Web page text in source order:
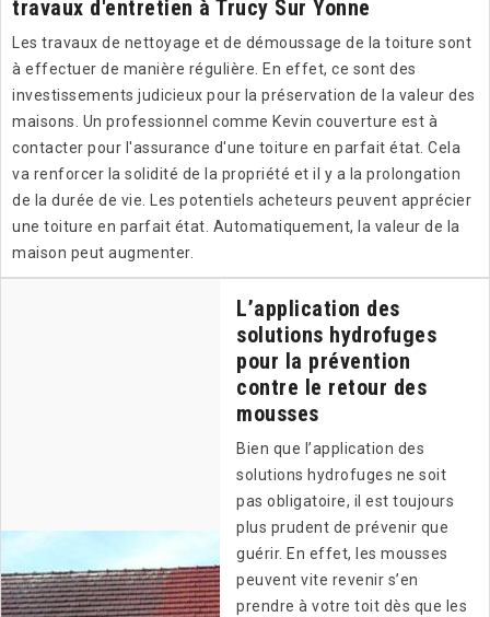
travaux d'entretien à Trucy Sur Yonne
Les travaux de nettoyage et de démoussage de la toiture sont
à effectuer de manière régulière. En effet, ce sont des
investissements judicieux pour la préservation de la valeur des
maisons. Un professionnel comme Kevin couverture est à
contacter pour l'assurance d'une toiture en parfait état. Cela
va renforcer la solidité de la propriété et il y a la prolongation
de la durée de vie. Les potentiels acheteurs peuvent apprécier
une toiture en parfait état. Automatiquement, la valeur de la
maison peut augmenter.
L’application des
solutions hydrofuges
pour la prévention
contre le retour des
mousses
Bien que l’application des
solutions hydrofuges ne soit
pas obligatoire, il est toujours
plus prudent de prévenir que
guérir. En effet, les mousses
peuvent vite revenir s’en
prendre à votre toit dès que les